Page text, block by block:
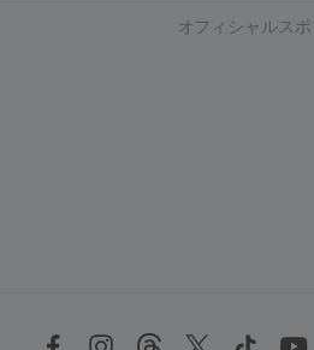
オフィシャルス